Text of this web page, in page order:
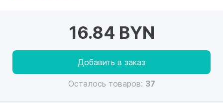
16.84 BYN
Добавить в заказ
Осталось товаров: 37